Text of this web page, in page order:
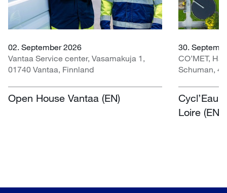
02. September 2026
Vantaa Service center, Vasamakuja 1,
01740 Vantaa, Finnland
Open House Vantaa (EN)
30.
CO’MET,
Schuman,
Cycl’Eau
Loire (EN)